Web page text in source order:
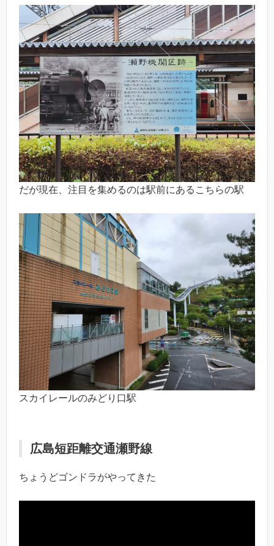
だが現在、注目を集めるのは駅前にあるこちらの駅
スカイレールのみどり口駅
広島短距離交通瀬野線
ちょうどゴンドラがやってきた